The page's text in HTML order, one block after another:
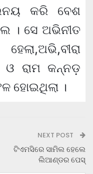
କରି ବେଶ
। ସେ ଅଭିନୀତ
ଓ ରାମ କନ୍ନଡ଼
ହୋଇଥିଲା ।
NEXT POST
ଟିଏମସିରେ ସାମିଲ ହେଲେ
ଲିଆଣ୍ଡର ପେସ୍